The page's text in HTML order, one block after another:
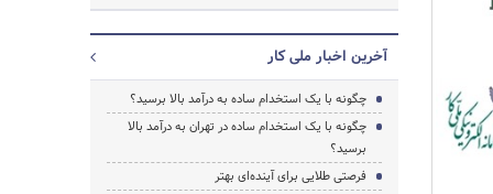
آخرین اخبار ملی کار
چگونه با یک استخدام ساده به درآمد بالا برسید؟
چگونه با یک استخدام ساده در تهران به درآمد بالا
برسید؟
فرصتی طلایی برای آینده‌ای بهتر